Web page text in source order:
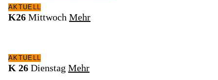
AKTUELL
K26 Mittwoch Mehr
AKTUELL
K 26 Dienstag Mehr
WEBMAIL